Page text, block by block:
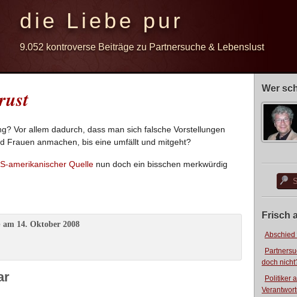
die Liebe pur
9.052 kontroverse Beiträge zu Partnersuche & Lebenslust
Wer
Frisch
Abschied
doch
Politiker
Vor allem dadurch, dass man sich falsche Vorstellungen
Frauen anmachen, bis eine umfällt und mitgeht?
amerikanischer Quelle nun doch ein bisschen merkwürdig
am 14. Oktober 2008